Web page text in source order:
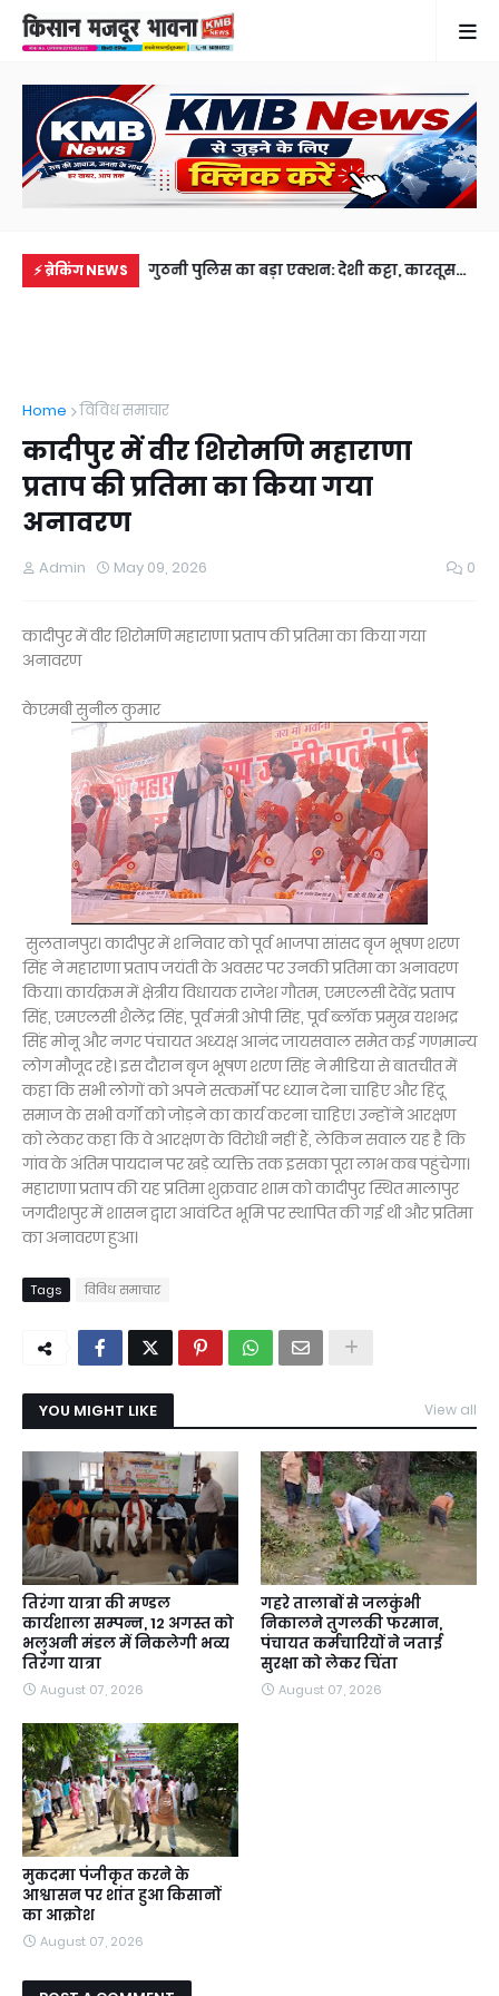
⚡ ब्रेकिंग NEWS
छोटे बेटे समेत 2
गुठनी पुलिस का बड़ा एक्शन: देशी कट्टा, कारतूस
Home विविध समाचार
कादीपुर में वीर शिरोमणि महाराणा
प्रताप की प्रतिमा का किया गया
अनावरण
Admin May 09, 2026 0
कादीपुर में वीर शिरोमणि महाराणा प्रताप की प्रतिमा का किया गया
अनावरण
केएमबी सुनील कुमार
सुलतानपुर। कादीपुर में शनिवार को पूर्व भाजपा सांसद बृज भूषण शरण
सिंह ने महाराणा प्रताप जयंती के अवसर पर उनकी प्रतिमा का अनावरण
किया। कार्यक्रम में क्षेत्रीय विधायक राजेश गौतम, एमएलसी देवेंद्र प्रताप
सिंह, एमएलसी शैलेंद्र सिंह, पूर्व मंत्री ओपी सिंह, पूर्व ब्लॉक प्रमुख यशभद्र
सिंह मोनू और नगर पंचायत अध्यक्ष आनंद जायसवाल समेत कई गणमान्य
लोग मौजूद रहे। इस दौरान बृज भूषण शरण सिंह ने मीडिया से बातचीत में
कहा कि सभी लोगों को अपने सत्कर्मों पर ध्यान देना चाहिए और हिंदू
समाज के सभी वर्गों को जोड़ने का कार्य करना चाहिए। उन्होंने आरक्षण
को लेकर कहा कि वे आरक्षण के विरोधी नहीं हैं, लेकिन सवाल यह है कि
गांव के अंतिम पायदान पर खड़े व्यक्ति तक इसका पूरा लाभ कब पहुंचेगा।
महाराणा प्रताप की यह प्रतिमा शुक्रवार शाम को कादीपुर स्थित मालापुर
जगदीशपुर में शासन द्वारा आवंटित भूमि पर स्थापित की गई थी और प्रतिमा
का अनावरण हुआ।
Tags विविध समाचार
YOU MIGHT LIKE View all
तिरंगा यात्रा की मण्डल
कार्यशाला सम्पन्न, 12 अगस्त को
भलुअनी मंडल में निकलेगी भव्य
तिरंगा यात्रा
August 07, 2026
गहरे तालाबों से जलकुंभी
निकालने तुगलकी फरमान,
पंचायत कर्मचारियों ने जताई
सुरक्षा को लेकर चिंता
August 07, 2026
मुकदमा पंजीकृत करने के
आश्वासन पर शांत हुआ किसानों
का आक्रोश
August 07, 2026